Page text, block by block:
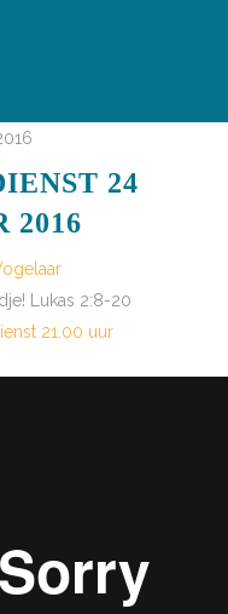
24
2016
Lukas 2:8-20
21.00 uur